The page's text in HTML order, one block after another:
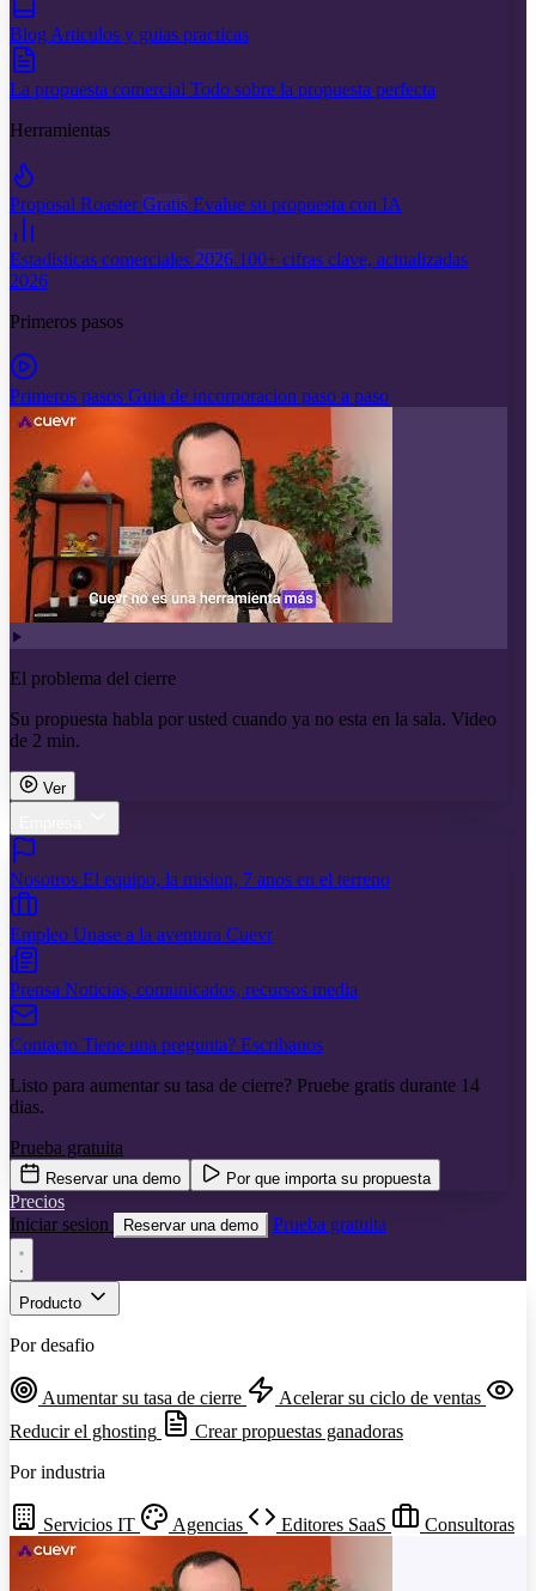
Blog Articulos y guias practicas
La propuesta comercial Todo sobre la propuesta perfecta
Herramientas
Proposal RoasterGratis Evalue su propuesta con IA
Estadisticas comerciales 2026 100+ cifras clave, actualizadas
2026
Primeros pasos
Primeros pasos Guia de incorporacion paso a paso
El problema del cierre
Su propuesta habla por usted cuando ya no esta en la sala. Video
de 2 min.
Ver
Nosotros El equipo, la mision, 7 anos en el terreno
Empleo Unase a la aventura Cuevr
Prensa Noticias, comunicados, recursos media
Contacto Tiene una pregunta? Escribanos
Listo para aumentar su tasa de cierre? Pruebe gratis durante 14
dias.
Prueba gratuita
Reservar una demo Por que importa su propuesta
Precios
Iniciar sesion
Reservar una demo Prueba gratuita
Producto
Por desafio
Aumentar su tasa de cierre
Acelerar su ciclo de ventas
Reducir el ghosting
Crear propuestas ganadoras
Por industria
Servicios IT Agencias Editores SaaS Consultoras